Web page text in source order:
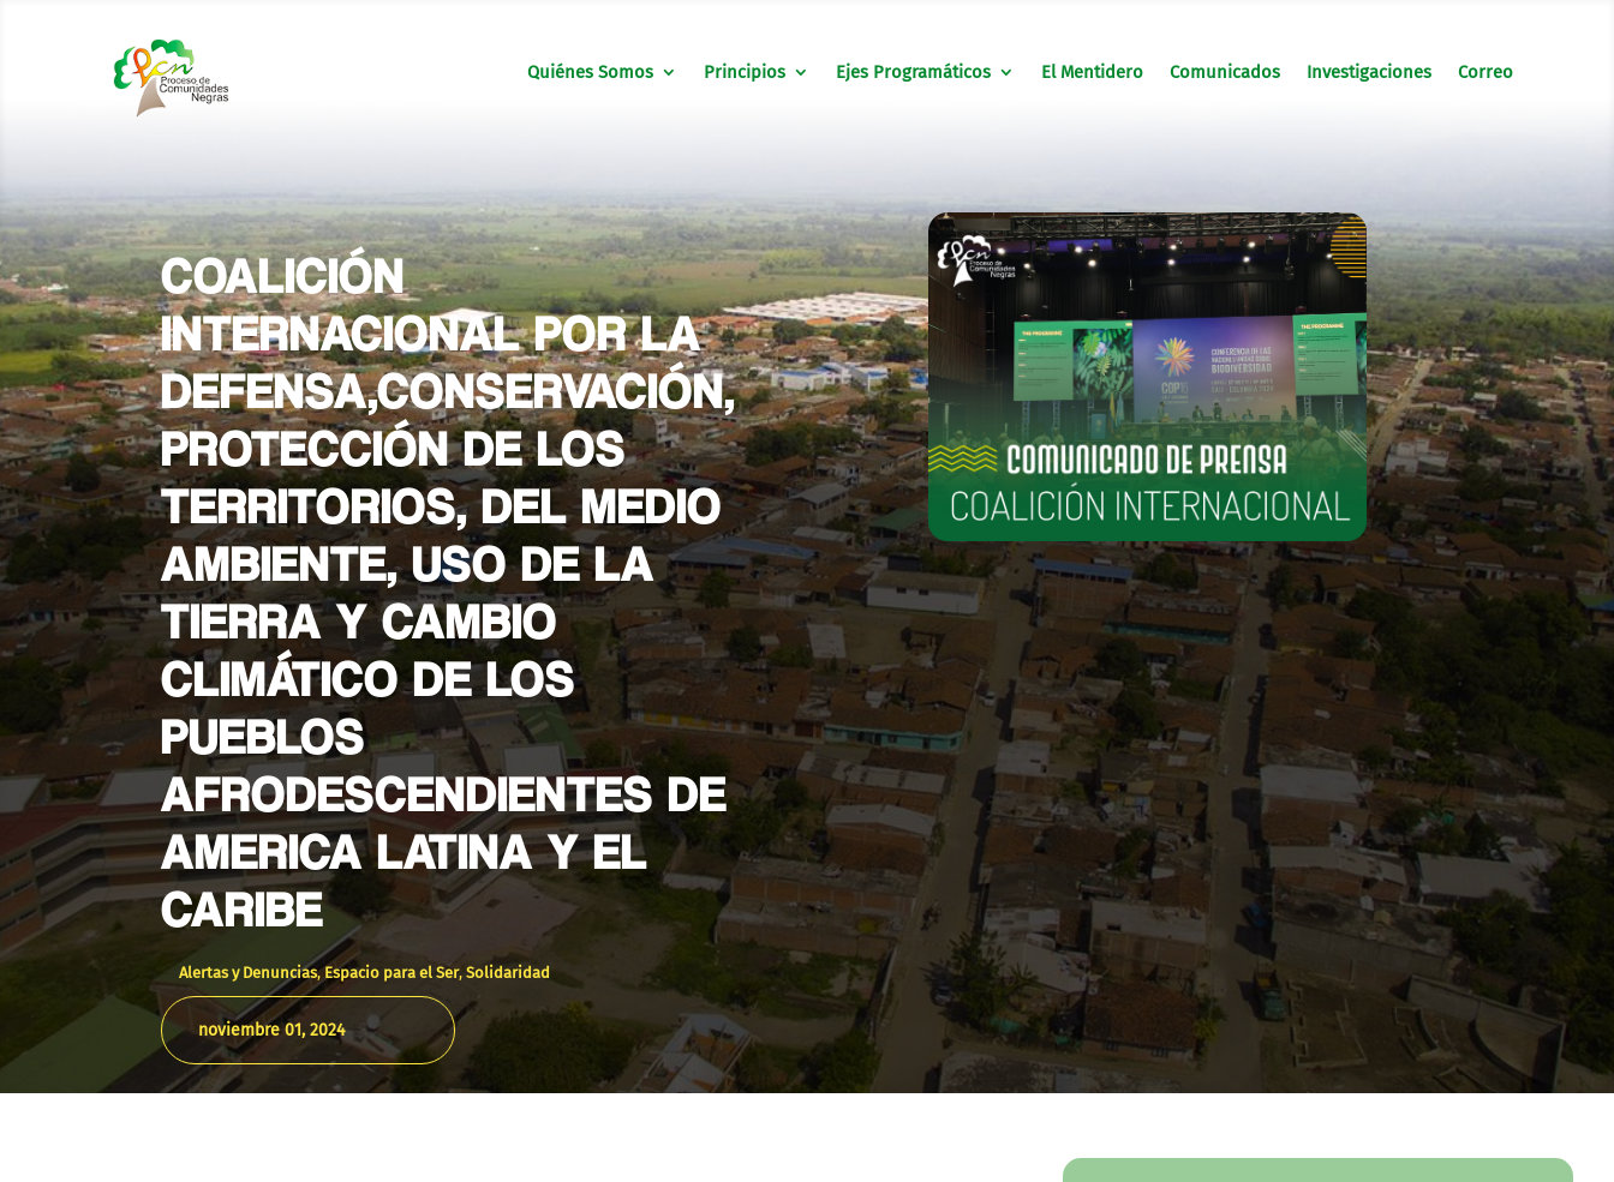
Quiénes Somos Principios Ejes Programáticos El Mentidero Comunicados Investigaciones Correo
COALICIÓN
INTERNACIONAL POR LA
DEFENSA,CONSERVACIÓN,
PROTECCIÓN DE LOS
TERRITORIOS, DEL MEDIO
AMBIENTE, USO DE LA
TIERRA Y CAMBIO
CLIMÁTICO DE LOS
PUEBLOS
AFRODESCENDIENTES DE
AMERICA LATINA Y EL
CARIBE
Alertas y Denuncias,Espacio para el Ser,Solidaridad
noviembre 01, 2024